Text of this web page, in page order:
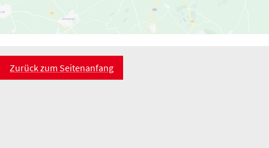
Zurück zum Seitenanfang